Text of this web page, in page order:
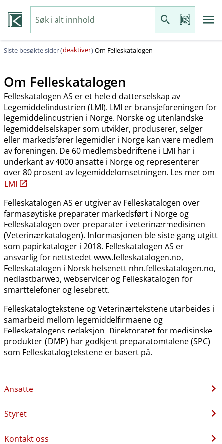
Siste besøkte sider (deaktiver)Om Felleskatalogen
Om Felleskatalogen
Felleskatalogen AS er et heleid datterselskap av
Legemiddelindustrien (LMI). LMI er bransjeforeningen for
legemiddelindustrien i Norge. Norske og utenlandske
legemiddelselskaper som utvikler, produserer, selger
eller markedsfører legemidler i Norge kan være medlem
av foreningen. De 60 medlemsbedriftene i LMI har i
underkant av 4000 ansatte i Norge og representerer
over 80 prosent av legemiddelomsetningen. Les mer om
LMI
Felleskatalogen AS er utgiver av Felleskatalogen over
farmasøytiske preparater markedsført i Norge og
Felleskatalogen over preparater i veterinærmedisinen
(Veterinærkatalogen). Informasjonen ble siste gang utgitt
som papirkataloger i 2018. Felleskatalogen AS er
ansvarlig for nettstedet www.felleskatalogen.no,
Felleskatalogen i Norsk helsenett nhn.felleskatalogen.no,
nedlastbarweb, webservicer og Felleskatalogen for
smarttelefoner og lesebrett.
Felleskatalogtekstene og Veterinærtekstene utarbeides i
samarbeid mellom legemiddelfirmaene og
Felleskatalogens redaksjon. Direktoratet for medisinske
produkter (DMP) har godkjent preparatomtalene (SPC)
som Felleskatalogtekstene er basert på.
Ansatte
Styret
Kontakt oss